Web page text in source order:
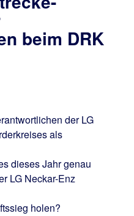
beim DRK
der LG
als
dieses Jahr genau
LG Neckar-Enz
holen?